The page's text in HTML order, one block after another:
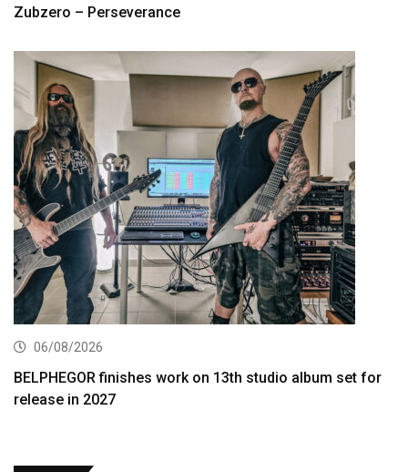
Zubzero – Perseverance
06/08/2026
BELPHEGOR finishes work on 13th studio album set for
release in 2027